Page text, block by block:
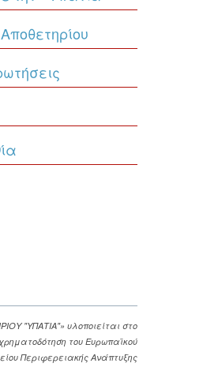
"ΥΠΑΤΙΑ"» υλοποιείται στο
του Ευρωπαϊκού
Περιφερειακής Ανάπτυξης